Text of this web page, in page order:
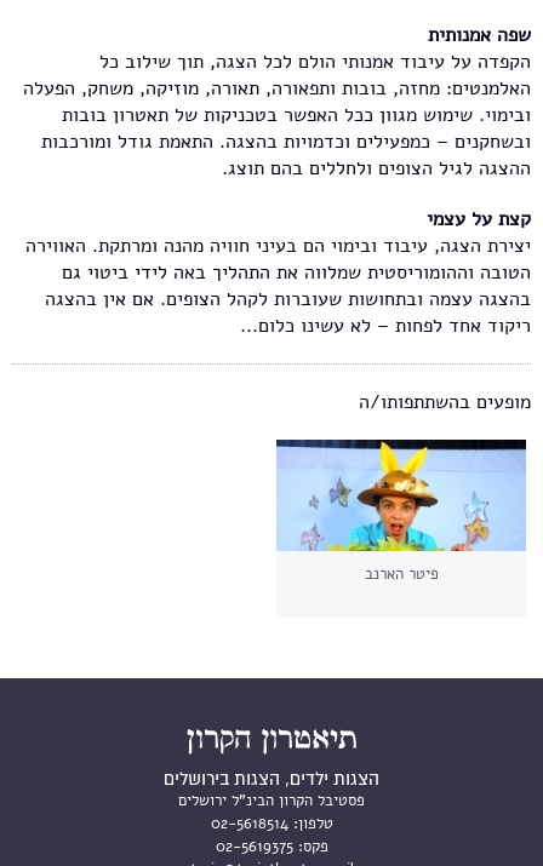
שפה אמנותית
הקפדה על עיבוד אמנותי הולם לכל הצגה, תוך שילוב כל
האלמנטים: מחזה, בובות ותפאורה, תאורה, מוזיקה, משחק, הפעלה
ובימוי. שימוש מגוון ככל האפשר בטכניקות של תאטרון בובות
ובשחקנים – כמפעילים וכדמויות בהצגה. התאמת גודל ומורכבות
ההצגה לגיל הצופים ולחללים בהם תוצג.
קצת על עצמי
יצירת הצגה, עיבוד ובימוי הם בעיני חוויה מהנה ומרתקת. האווירה
הטובה וההומוריסטית שמלווה את התהליך באה לידי ביטוי גם
בהצגה עצמה ובתחושות שעוברות לקהל הצופים. אם אין בהצגה
ריקוד אחד לפחות – לא עשינו כלום...
מופעים בהשתתפותו/ה
פיטר הארנב
הצגות ילדים, הצגות בירושלים
פסטיבל הקרון הבינ"ל ירושלים
טלפון: 02-5618514
פקס: 02-5619375